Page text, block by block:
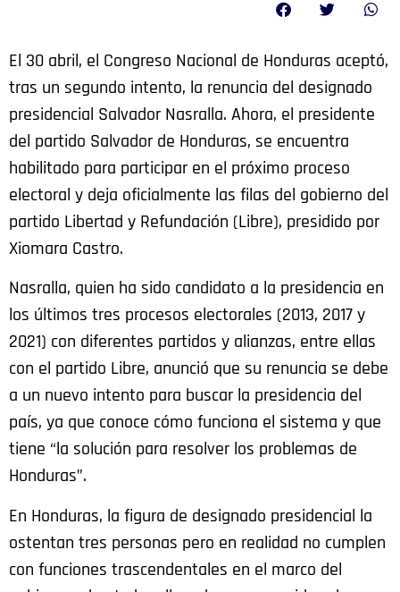
El 30 abril, el Congreso Nacional de Honduras aceptó,
tras un segundo intento, la renuncia del designado
presidencial Salvador Nasralla. Ahora, el presidente
del partido Salvador de Honduras, se encuentra
habilitado para participar en el próximo proceso
electoral y deja oficialmente las filas del gobierno del
partido Libertad y Refundación (Libre), presidido por
Xiomara Castro.
Nasralla, quien ha sido candidato a la presidencia en
los últimos tres procesos electorales (2013, 2017 y
2021) con diferentes partidos y alianzas, entre ellas
con el partido Libre, anunció que su renuncia se debe
a un nuevo intento para buscar la presidencia del
país, ya que conoce cómo funciona el sistema y que
tiene “la solución para resolver los problemas de
Honduras”.
En Honduras, la figura de designado presidencial la
ostentan tres personas pero en realidad no cumplen
con funciones trascendentales en el marco del